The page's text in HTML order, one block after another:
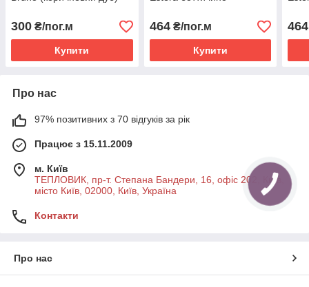
300 ₴/пог.м
Купити
464₴/пог.м
Купити
464
Про нас
97% позитивних з 70 відгуків за рік
Працює з 15.11.2009
м. Київ
ТЕПЛОВИК, пр-т. Степана Бандери, 16, офіс 202, Київ,
місто Київ, 02000, Київ, Україна
Контакти
Про нас